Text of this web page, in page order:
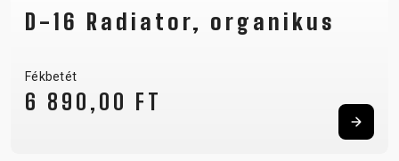
D-16 Radiator, organikus
Fékbetét
6 890,00 FT